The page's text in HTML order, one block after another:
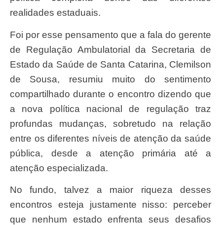
realidades estaduais.
Foi por esse pensamento que a fala do gerente
de Regulação Ambulatorial da Secretaria de
Estado da Saúde de Santa Catarina, Clemilson
de Sousa, resumiu muito do sentimento
compartilhado durante o encontro dizendo que
a nova política nacional de regulação traz
profundas mudanças, sobretudo na relação
entre os diferentes níveis de atenção da saúde
pública, desde a atenção primária até a
atenção especializada.
No fundo, talvez a maior riqueza desses
encontros esteja justamente nisso: perceber
que nenhum estado enfrenta seus desafios